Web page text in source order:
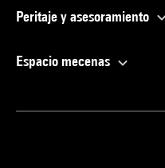
Peritaje y asesoramiento
Espacio mecenas